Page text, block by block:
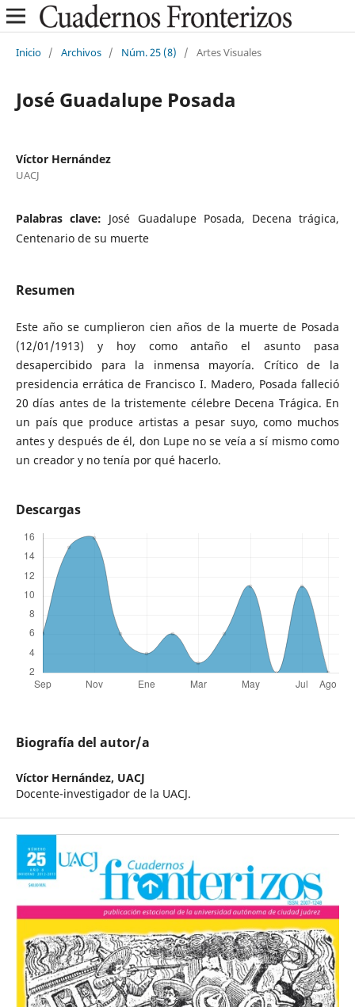
Inicio / Archivos / Núm. 25 (8) / Artes Visuales
José Guadalupe Posada
Víctor Hernández
UACJ
Palabras clave: José Guadalupe Posada, Decena trágica,
Centenario de su muerte
Resumen
Este año se cumplieron cien años de la muerte de Posada
(12/01/1913) y hoy como antaño el asunto pasa
desapercibido para la inmensa mayoría. Crítico de la
presidencia errática de Francisco I. Madero, Posada falleció
20 días antes de la tristemente célebre Decena Trágica. En
un país que produce artistas a pesar suyo, como muchos
antes y después de él, don Lupe no se veía a sí mismo como
un creador y no tenía por qué hacerlo.
Descargas
Biografía del autor/a
Víctor Hernández, UACJ
Docente-investigador de la UACJ.